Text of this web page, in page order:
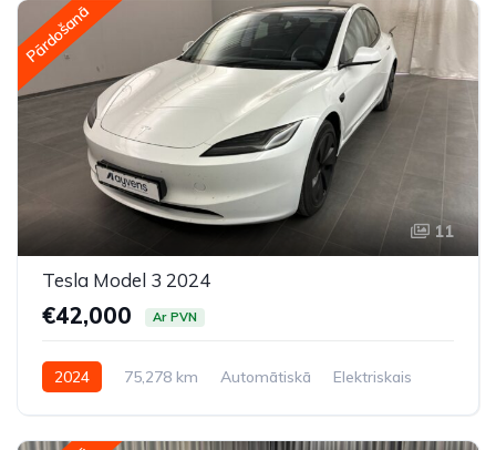
Pārdošanā
11
Tesla Model 3 2024
€42,000 Ar PVN
2024 75,278 km Automātiskā
Elektriskais